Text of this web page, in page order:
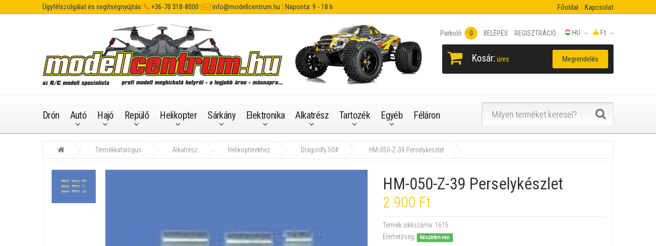
Ügyfélszolgálat és segítségnyújtás: +36-70 318-8000 | info@modellcentrum.hu | Naponta: 9 - 18 h Főoldal Kapcsolat
Ft
HU
Parkoló 0 BELÉPÉS REGISZTRÁCIÓ
Kosár: üres Megrendelés
Drón Autó Hajó Repülő Helikopter Sárkány Elektronika Alkatrész Tartozék Egyéb Féláron
Termékkatalógus Alkatrész Helikopterekhez Dragonfly 50# HM-050-Z-39 Perselykészlet
HM-050-Z-39 Perselykészlet
2 900 Ft
Termék cikkszáma: 1615
Elérhetőség:
Készleten van